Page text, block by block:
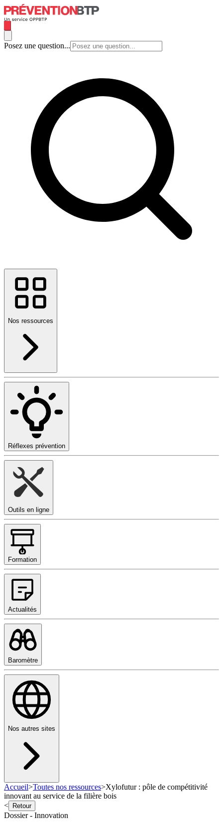
Posez une question...
Nos ressources
Réflexes prévention
Outils en ligne
Formation
Actualités
Baromètre
Nos autres sites
Accueil>Toutes nos ressources>Xylofutur : pôle de compétitivité
innovant au service de la filière bois
<
Retour
Dossier - Innovation